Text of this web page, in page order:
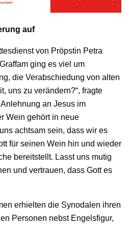
auf
von Pröpstin Petra
ging es viel um
die Verabschiedung von alten
uns zu verändern?“, fragte
an Jesus im
Wein gehört in neue
achtsam sein, dass wir es
für seinen Wein hin und wieder
bereitstellt. Lasst uns mutig
und vertrauen, dass Gott es
erhielten die Synodalen ihren
Personen nebst Engelsfigur,